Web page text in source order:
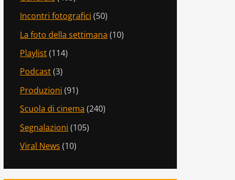
Incontri fotografici (50)
La foto della settimana (10)
Playlist(114)
Podcast(3)
Produzioni (91)
Scuola di cinema (240)
Segnalazioni (105)
Viral News (10)